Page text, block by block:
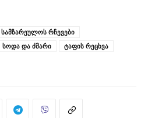
სამზარეულოს რჩევები
სოდა და ძმარი
ტაფის რეცხვა